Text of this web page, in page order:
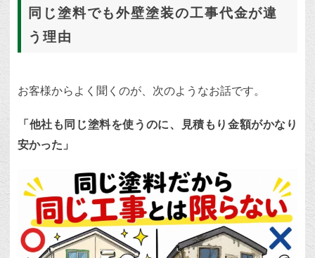
同じ塗料でも外壁塗装の工事代金が違
う理由
お客様からよく聞くのが、次のようなお話です。
「他社も同じ塗料を使うのに、見積もり金額がかなり
安かった」